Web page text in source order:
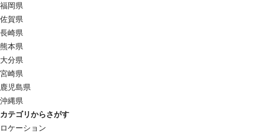
福岡県
佐賀県
長崎県
熊本県
大分県
宮崎県
鹿児島県
沖縄県
カテゴリからさがす
ロケーション